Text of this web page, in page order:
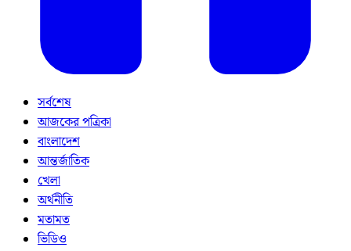
সর্বশেষ
আজকের পত্রিকা
বাংলাদেশ
আন্তর্জাতিক
খেলা
অর্থনীতি
মতামত
ভিডিও